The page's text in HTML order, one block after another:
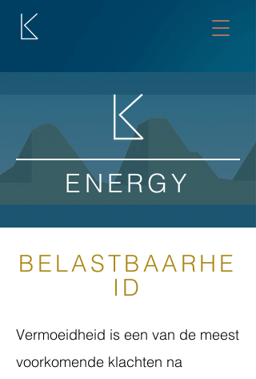
ENERGY
BELASTBAARHE
ID
Vermoeidheid is een van de meest
voorkomende klachten na